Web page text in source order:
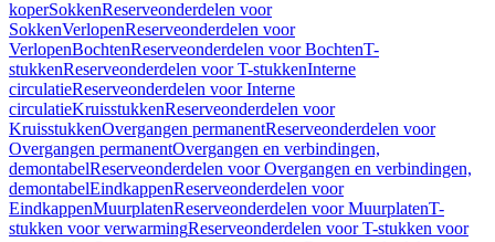
koperSokkenReserveonderdelen voor
SokkenVerlopenReserveonderdelen voor
VerlopenBochtenReserveonderdelen voor BochtenT-
stukkenReserveonderdelen voor T-stukkenInterne
circulatieReserveonderdelen voor Interne
circulatieKruisstukkenReserveonderdelen voor
KruisstukkenOvergangen permanentReserveonderdelen voor
Overgangen permanentOvergangen en verbindingen,
demontabelReserveonderdelen voor Overgangen en verbindingen,
demontabelEindkappenReserveonderdelen voor
EindkappenMuurplatenReserveonderdelen voor MuurplatenT-
stukken voor verwarmingReserveonderdelen voor T-stukken voor